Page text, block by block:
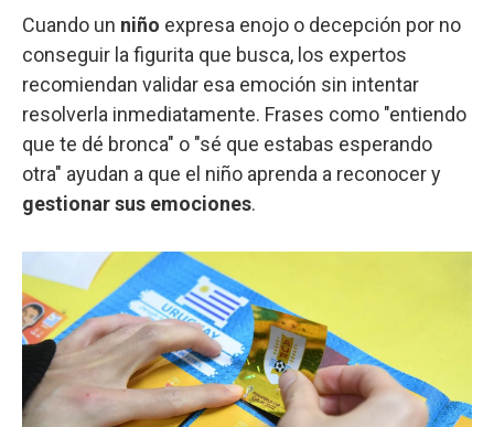
Cuando un niño expresa enojo o decepción por no
conseguir la figurita que busca, los expertos
recomiendan validar esa emoción sin intentar
resolverla inmediatamente. Frases como "entiendo
que te dé bronca" o "sé que estabas esperando
otra" ayudan a que el niño aprenda a reconocer y
gestionar sus emociones.